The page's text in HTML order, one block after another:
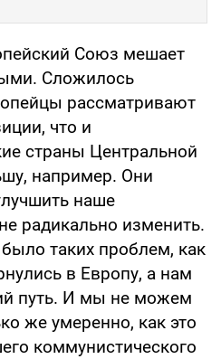
Союз мешает
Сложилось
рассматривают
что и
страны Центральной
например. Они
наше
радикально изменить.
таких проблем, как
в Европу, а нам
путь. И мы не можем
же умеренно, как это
коммунистического